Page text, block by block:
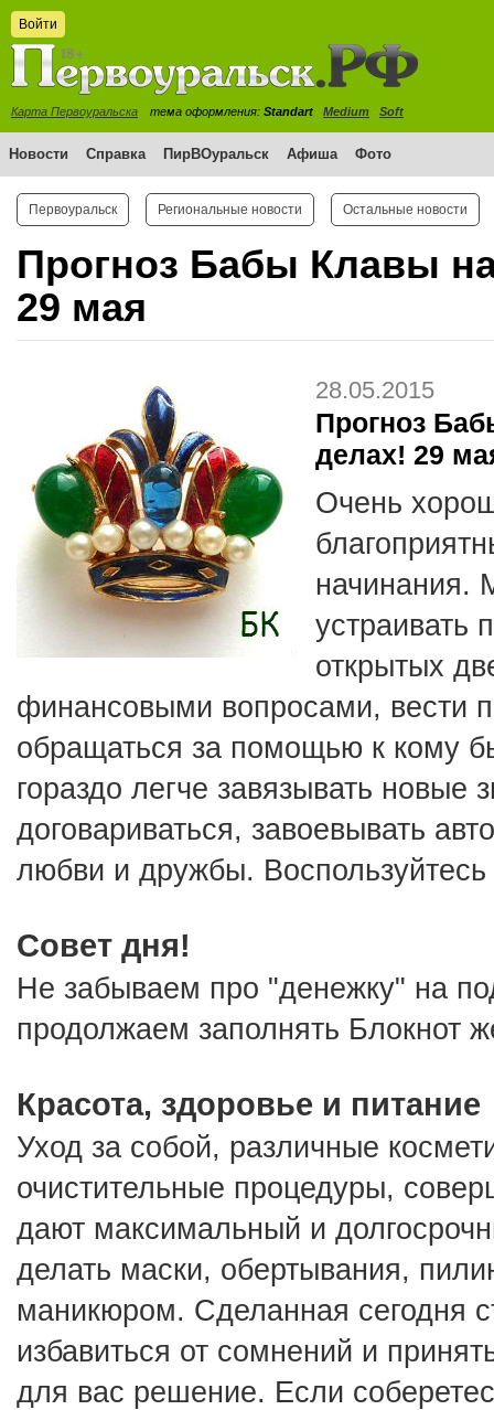
Войти
Карта Первоуральска тема оформления: Standart Medium Soft
Новости Справка ПирВОуральск Афиша Фото
Первоуральск Региональные новости Остальные новости
Прогноз Бабы Клавы
29 мая
28.05.2015
Прогноз
делах! 29
Очень
начинания.
устраивать
открытых
финансовыми вопросами, вести
обращаться за помощью к кому
гораздо легче завязывать новые
договариваться, завоевывать
любви и дружбы. Воспользуйтесь
Совет дня!
Не забываем про "денежку" на
продолжаем заполнять Блокнот
Красота, здоровье и питание
Уход за собой, различные
очистительные процедуры,
дают максимальный и
делать маски, обертывания,
маникюром. Сделанная сегодня
избавиться от сомнений и
для вас решение. Если